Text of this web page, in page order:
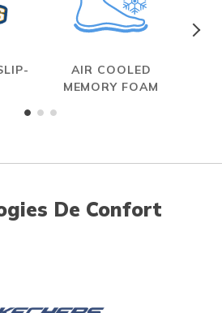
AIR COOLED
MEMORY FOAM
De Confort